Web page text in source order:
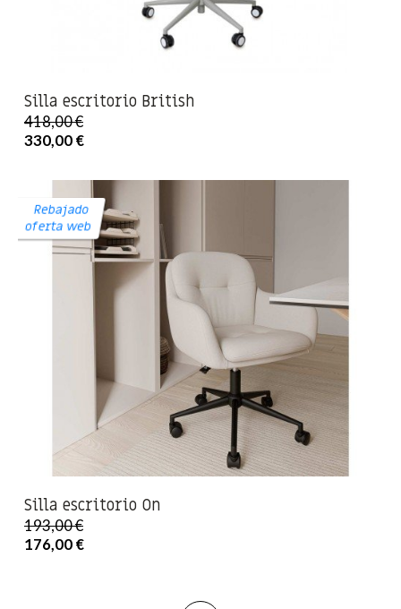
Silla escritorio British
418,00 €
330,00 €
Silla escritorio On
193,00 €
176,00 €
Rebajado
oferta web